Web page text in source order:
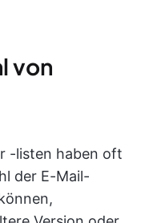
von
-listen haben oft
der E-Mail-